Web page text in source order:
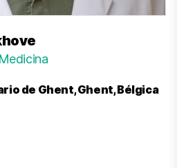
de Ghent, Ghent, Bélgica